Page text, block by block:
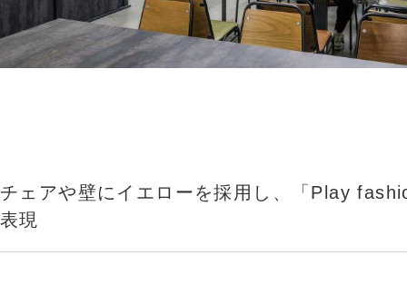
チェアや壁にイエローを採用し、「Play
表現